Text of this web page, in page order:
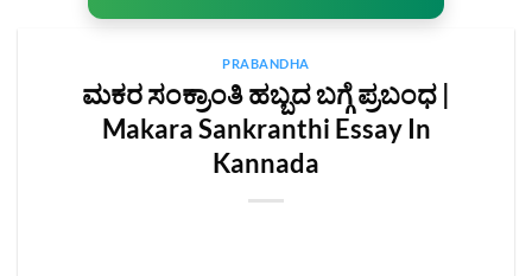
PRABANDHA
ಮಕರ ಸಂಕ್ರಾಂತಿ ಹಬ್ಬದ ಬಗ್ಗೆ ಪ್ರಬಂಧ |
Makara Sankranthi Essay In
Kannada